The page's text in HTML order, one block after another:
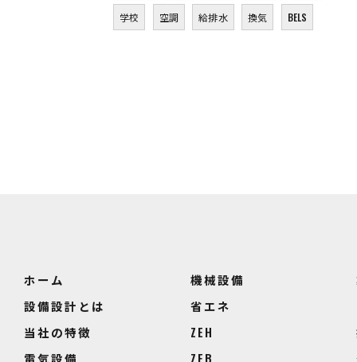
学校 空調 給排水 換気 BELS
ホーム
設備設計とは
当社の特徴
電気設備
機械設備
省エネ
ZEH
ZEB